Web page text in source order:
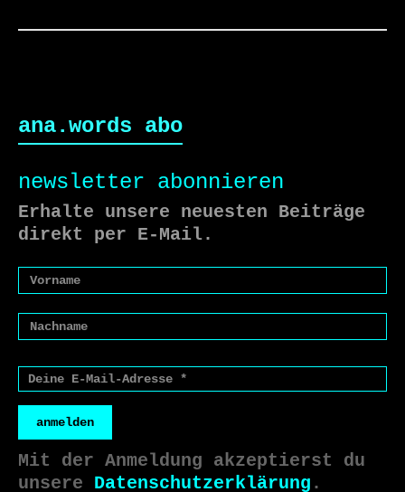
ana.words abo
newsletter abonnieren
Erhalte unsere neuesten Beiträge
direkt per E-Mail.
anmelden
Mit der Anmeldung akzeptierst du
unsere Datenschutzerklärung .